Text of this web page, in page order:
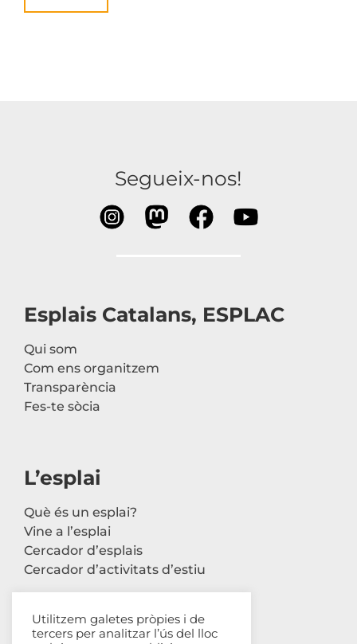
Segueix-nos!
Esplais Catalans, ESPLAC
Qui som
Com ens organitzem
Transparència
Fes-te sòcia
L’esplai
Què és un esplai?
Vine a l’esplai
Cercador d’esplais
Cercador d’activitats d’estiu
Utilitzem galetes pròpies i de
tercers per analitzar l’ús del lloc